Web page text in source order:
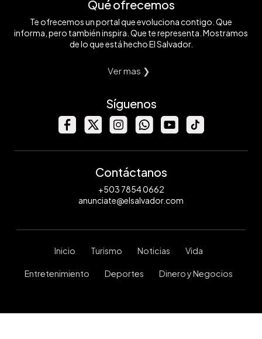
Qué ofrecemos
Te ofrecemos un portal que evoluciona contigo. Que
informa, pero también inspira. Que te representa. Mostramos
de lo que está hecho El Salvador.
Ver mas ❯
Síguenos
Contáctanos
+503 7854 0662
anunciate@elsalvador.com
Inicio Turismo Noticias Vida
Entretenimiento Deportes Dinero y Negocios